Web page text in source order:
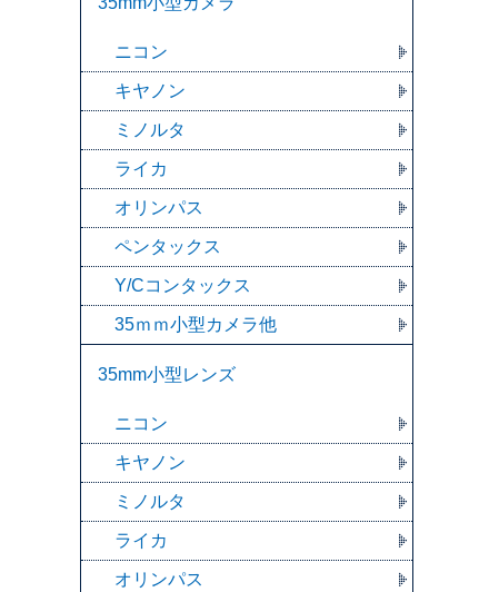
ニコン
キヤノン
ミノルタ
ライカ
オリンパス
ペンタックス
Y/Cコンタックス
35ｍｍ小型カメラ他
35mm小型レンズ
ニコン
キヤノン
ミノルタ
ライカ
オリンパス